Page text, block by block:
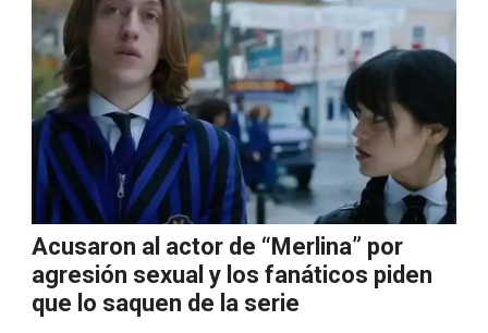
Acusaron al actor de “Merlina” por
agresión sexual y los fanáticos piden
que lo saquen de la serie